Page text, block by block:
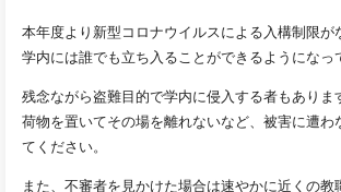
本年度より新型コロナウイルスによる入構制限が
学内には誰でも立ち入ることができるようになっ
残念ながら盗難目的で学内に侵入する者もありま
荷物を置いてその場を離れないなど、被害に遭わ
てください。
また、不審者を見かけた場合は速やかに近くの教